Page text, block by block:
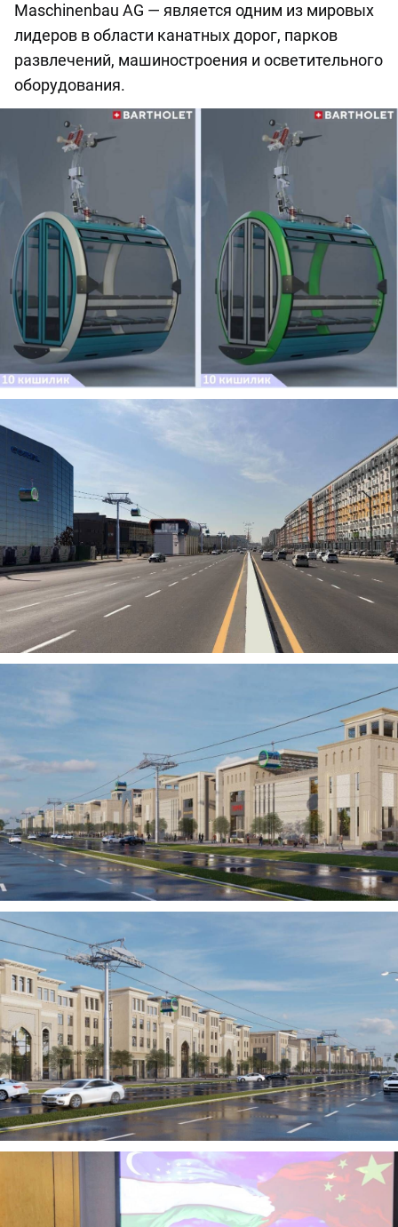
Maschinenbau AG — является одним из мировых
лидеров в области канатных дорог, парков
развлечений, машиностроения и осветительного
оборудования.